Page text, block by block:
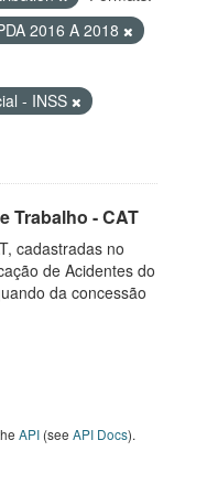
2016 A 2018
- INSS
Trabalho - CAT
cadastradas no
de Acidentes do
da concessão
API (see API Docs).